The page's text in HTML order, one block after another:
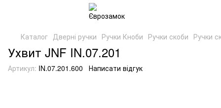
Каталог Дверні ручки Ручки Кноби Ручки скоби Ручки
Ухвит JNF IN.07.201
Артикул: IN.07.201.600 Написати відгук